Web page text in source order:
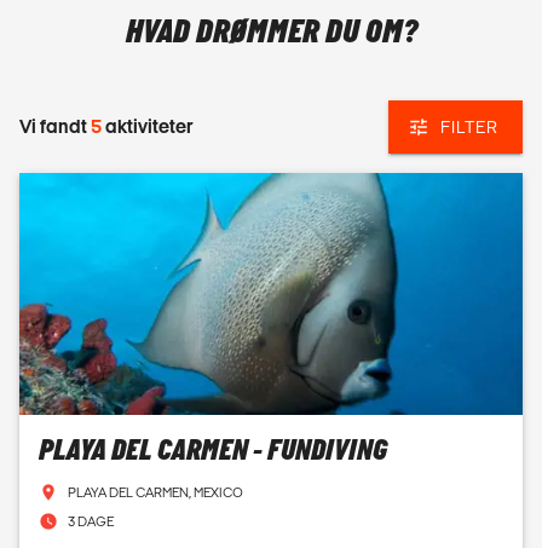
HVAD DRØMMER DU OM?
Vi fandt5aktiviteter FILTER
PLAYA DEL CARMEN - FUNDIVING
PLAYA DEL CARMEN, MEXICO
3 DAGE